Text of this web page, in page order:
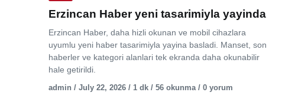
Erzincan Haber yeni tasarimiyla yayinda
Erzincan Haber, daha hizli okunan ve mobil cihazlara
uyumlu yeni haber tasarimiyla yayina basladi. Manset, son
haberler ve kategori alanlari tek ekranda daha okunabilir
hale getirildi.
admin / July 22, 2026 / 1 dk / 56 okunma / 0 yorum